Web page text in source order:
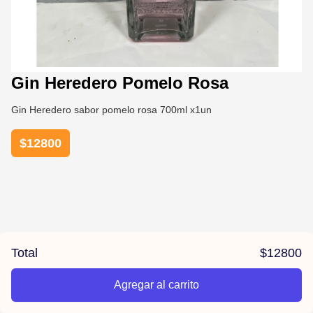
Gin Heredero Pomelo Rosa
Gin Heredero sabor pomelo rosa 700ml x1un
$12800
Total $12800
Agregar al carrito
/la-previa-fuentes/product/6784895be3d88720c8f827ff/